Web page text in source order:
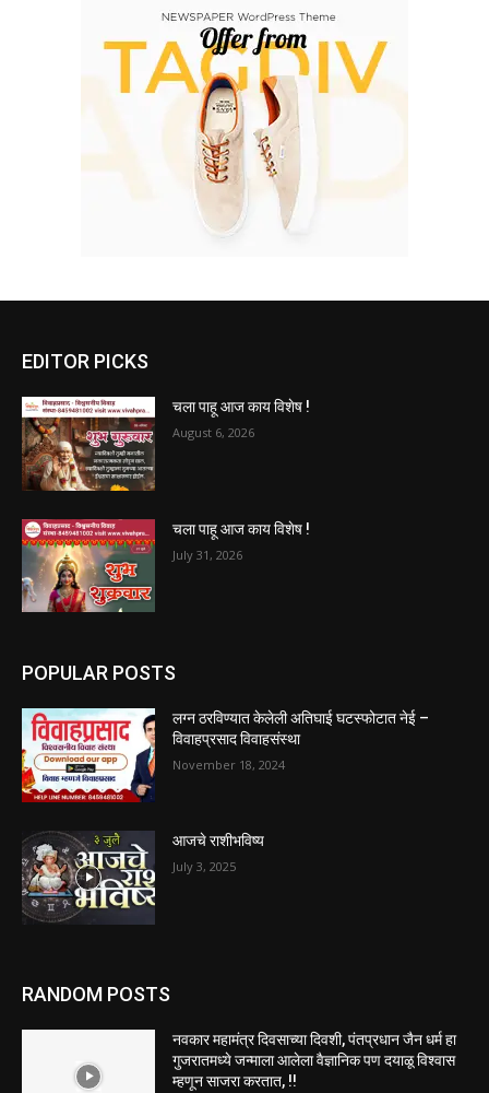
EDITOR PICKS
चला पाहू आज काय विशेष !
August 6, 2026
चला पाहू आज काय विशेष !
July 31, 2026
POPULAR POSTS
लग्न ठरविण्यात केलेली अतिघाई घटस्फोटात नेई –
विवाहप्रसाद विवाहसंस्था
November 18, 2024
आजचे राशीभविष्य
July 3, 2025
RANDOM POSTS
नवकार महामंत्र दिवसाच्या दिवशी, पंतप्रधान जैन धर्म हा
गुजरातमध्ये जन्माला आलेला वैज्ञानिक पण दयाळू विश्वास
म्हणून साजरा करतात, !!